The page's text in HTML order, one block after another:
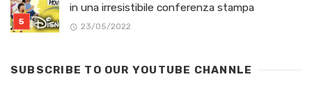
in una irresistibile conferenza stampa
23/05/2022
SUBSCRIBE TO OUR YOUTUBE CHANNLE